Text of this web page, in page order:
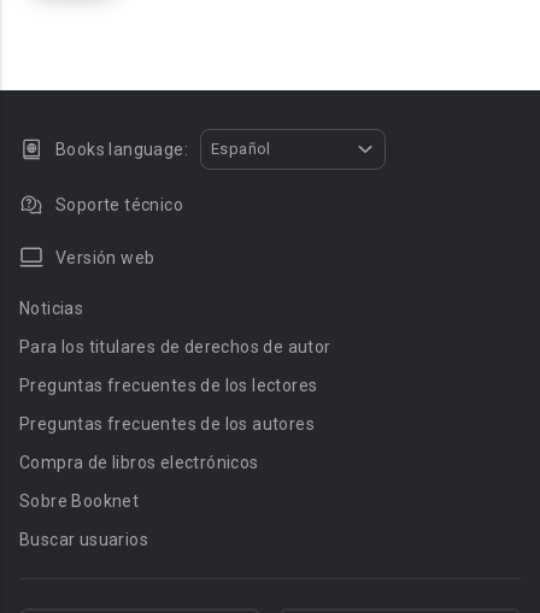
Books language: Español
Soporte técnico
Versión web
Noticias
Para los titulares de derechos de autor
Preguntas frecuentes de los lectores
Preguntas frecuentes de los autores
Compra de libros electrónicos
Sobre Booknet
Buscar usuarios